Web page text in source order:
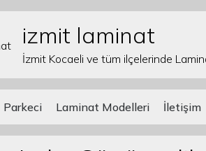
izmit laminat
İzmit Kocaeli ve tüm ilçelerinde
Parkeci Laminat Modelleri İletişim